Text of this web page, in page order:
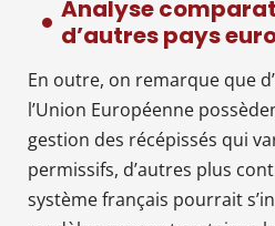
Analyse
d’autres pays
En outre, on remarque que
l’Union Européenne
gestion des récépissés qui
permissifs, d’autres plus
système français pourrait